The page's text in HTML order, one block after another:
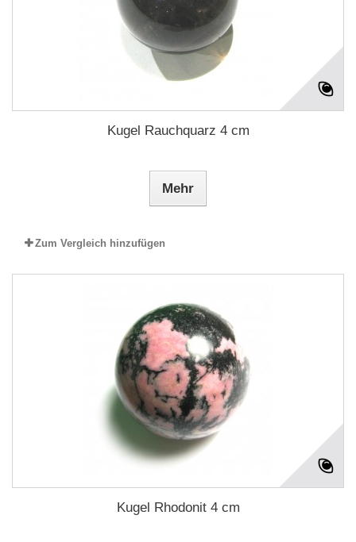
Kugel Rauchquarz 4 cm
Mehr
Zum Vergleich hinzufügen
Kugel Rhodonit 4 cm